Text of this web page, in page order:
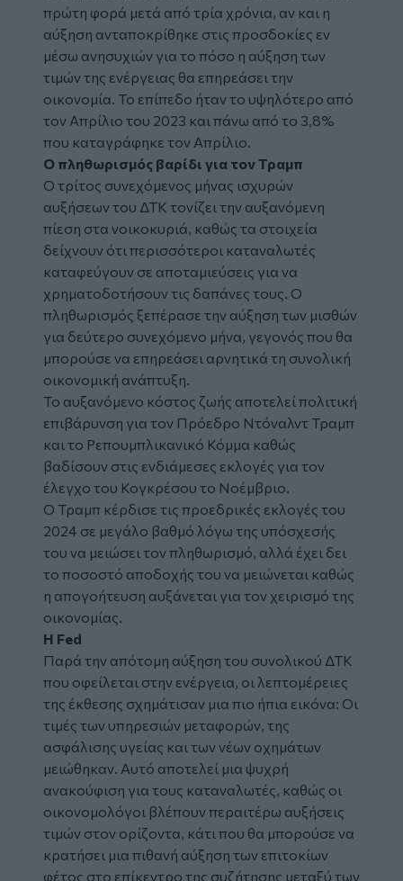
πρώτη φορά μετά από τρία χρόνια, αν και η
αύξηση ανταποκρίθηκε στις προσδοκίες εν
μέσω ανησυχιών για το πόσο η αύξηση των
τιμών της ενέργειας θα επηρεάσει την
οικονομία. Το επίπεδο ήταν το υψηλότερο από
τον Απρίλιο του 2023 και πάνω από το 3,8%
που καταγράφηκε τον Απρίλιο.
Ο πληθωρισμός βαρίδι για τον Τραμπ
Ο τρίτος συνεχόμενος μήνας ισχυρών
αυξήσεων του ΔΤΚ τονίζει την αυξανόμενη
πίεση στα νοικοκυριά, καθώς τα στοιχεία
δείχνουν ότι περισσότεροι καταναλωτές
καταφεύγουν σε αποταμιεύσεις για να
χρηματοδοτήσουν τις δαπάνες τους. Ο
πληθωρισμός ξεπέρασε την αύξηση των μισθών
για δεύτερο συνεχόμενο μήνα, γεγονός που θα
μπορούσε να επηρεάσει αρνητικά τη συνολική
οικονομική ανάπτυξη.
Το αυξανόμενο κόστος ζωής αποτελεί πολιτική
επιβάρυνση για τον Πρόεδρο Ντόναλντ Τραμπ
και το Ρεπουμπλικανικό Κόμμα καθώς
βαδίσουν στις ενδιάμεσες εκλογές για τον
έλεγχο του Κογκρέσου το Νοέμβριο.
Ο Τραμπ κέρδισε τις προεδρικές εκλογές του
2024 σε μεγάλο βαθμό λόγω της υπόσχεσής
του να μειώσει τον πληθωρισμό, αλλά έχει δει
το ποσοστό αποδοχής του να μειώνεται καθώς
η απογοήτευση αυξάνεται για τον χειρισμό της
οικονομίας.
Η Fed
Παρά την απότομη αύξηση του συνολικού ΔΤΚ
που οφείλεται στην ενέργεια, οι λεπτομέρειες
της έκθεσης σχημάτισαν μια πιο ήπια εικόνα: Οι
τιμές των υπηρεσιών μεταφορών, της
ασφάλισης υγείας και των νέων οχημάτων
μειώθηκαν. Αυτό αποτελεί μια ψυχρή
ανακούφιση για τους καταναλωτές, καθώς οι
οικονομολόγοι βλέπουν περαιτέρω αυξήσεις
τιμών στον ορίζοντα, κάτι που θα μπορούσε να
κρατήσει μια πιθανή αύξηση των επιτοκίων
φέτος στο επίκεντρο της συζήτησης μεταξύ των